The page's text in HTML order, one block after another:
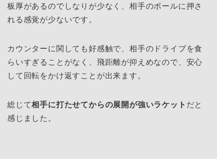
板厚があるのでしなりが少なく、相手のボールに押さ
れる感覚が少ないです。
カウンターに関しても好感触で、相手のドライブを食
らいすぎることがなく、飛距離が抑えめなので、安心
して回転をかけ返すことが出来ます。
総じて相手に打たせてからの展開が強いラケット だと
感じました。